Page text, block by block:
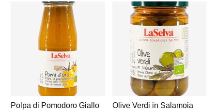
Polpa di Pomodoro Giallo Olive Verdi in Salamoia